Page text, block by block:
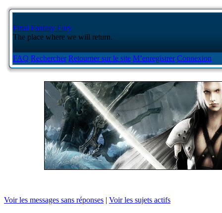
Final Fantasy Fury
The place where we will return.
FAQ Rechercher Retourner sur le site M’enregistrer Connexion
Voir les messages sans réponses | Voir les sujets actifs